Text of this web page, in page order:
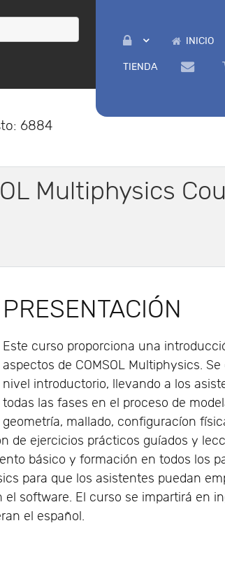
INICIO
TIENDA
6884
Multiphysics
PRESENTACIÓN
Este curso proporciona una
aspectos de COMSOL Multiphysics.
nivel introductorio, llevando a los
todas las fases en el proceso de
geometría, mallado, configuracíon
de ejercicios prácticos guíados y
básico y formación en todos los
para que los asistentes puedan
software. El curso se impartirá en
el español.